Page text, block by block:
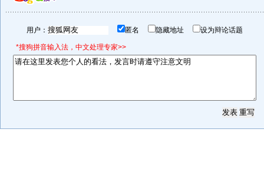
用户： 匿名 隐藏地址 设为辩论话题
*搜狗拼音输入法，中文处理专家>>